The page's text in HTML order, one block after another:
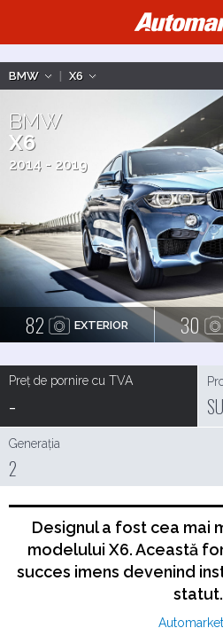
BMW | X6
BMW
X6
2014 - 2019
82 EXTERIOR 30
Preț de pornire cu TVA
-
Generația
2
Designul a fost cea mai
modelului X6. Această
succes imens devenind
statut.